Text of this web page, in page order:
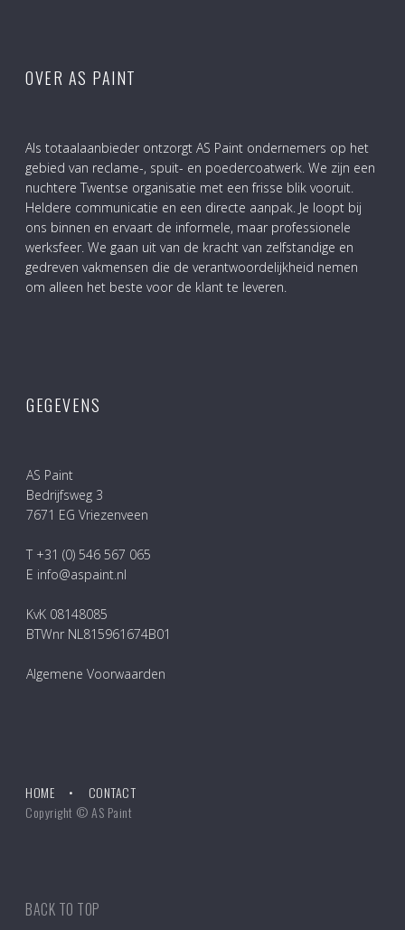
OVER AS PAINT
Als totaalaanbieder ontzorgt AS Paint ondernemers op het
gebied van reclame-, spuit- en poedercoatwerk. We zijn een
nuchtere Twentse organisatie met een frisse blik vooruit.
Heldere communicatie en een directe aanpak. Je loopt bij
ons binnen en ervaart de informele, maar professionele
werksfeer. We gaan uit van de kracht van zelfstandige en
gedreven vakmensen die de verantwoordelijkheid nemen
om alleen het beste voor de klant te leveren.
GEGEVENS
AS Paint
Bedrijfsweg 3
7671 EG Vriezenveen
T +31 (0) 546 567 065
E info@aspaint.nl
KvK 08148085
BTWnr NL815961674B01
Algemene Voorwaarden
HOME
CONTACT
Copyright © AS Paint
BACK TO TOP